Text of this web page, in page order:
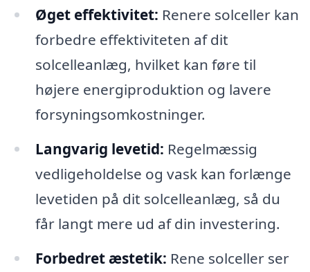
Øget effektivitet: Renere solceller kan
forbedre effektiviteten af dit
solcelleanlæg, hvilket kan føre til
højere energiproduktion og lavere
forsyningsomkostninger.
Langvarig levetid: Regelmæssig
vedligeholdelse og vask kan forlænge
levetiden på dit solcelleanlæg, så du
får langt mere ud af din investering.
Forbedret æstetik: Rene solceller ser